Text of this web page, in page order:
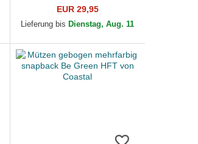
HFT von Coastal
EUR 29,95
Lieferung bis Dienstag, Aug. 11